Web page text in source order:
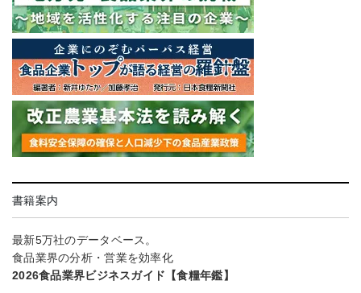
書籍案内
最新5万社のデータベース。
食品業界の分析・営業を効率化
2026食品業界ビジネスガイド【食糧年鑑】